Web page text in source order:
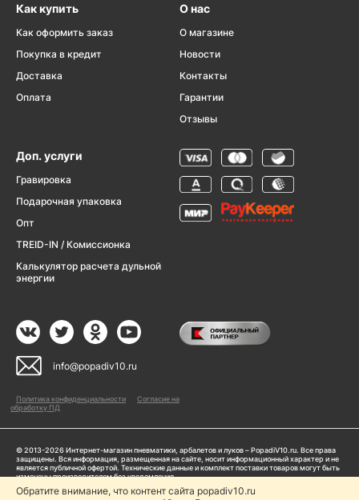
Как купить
Как оформить заказ
Покупка в кредит
Доставка
Оплата
О нас
О магазине
Новости
Контакты
Гарантии
Отзывы
Доп. услуги
Гравировка
Подарочная упаковка
Опт
TREID-IN / Комиссионка
Калькулятор расчета дульной
энергии
info@popadiv10.ru
Политика конфиденциальности
Согласие на
обработку ПД
© 2013-2026 Интернет-магазин пневматики, арбалетов и луков – PopadiV10.ru. Все права
защищены. Вся информация, размещенная на сайте, носит информационный характер и не
является публичной офертой. Технические данные и комплект поставки товаров могут быть
изменены производителем без уведомления
Обратите внимание, что контент сайта popadiv10.ru